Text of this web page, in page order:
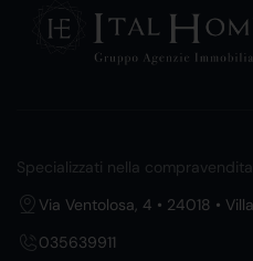
Specializzati nella
Via Ventolosa, 4 • 24018 •
035639911